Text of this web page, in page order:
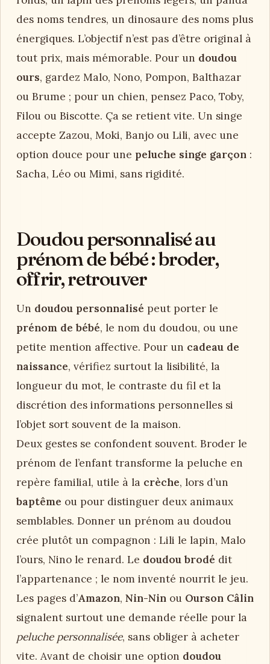
des noms tendres, un dinosaure des noms plus
énergiques. L’objectif n’est pas d’être original à
tout prix, mais mémorable. Pour un doudou
ours, gardez Malo, Nono, Pompon, Balthazar
ou Brume ; pour un chien, pensez Paco, Toby,
Filou ou Biscotte. Ça se retient vite. Un singe
accepte Zazou, Moki, Banjo ou Lili, avec une
option douce pour une peluche singe garçon :
Sacha, Léo ou Mimi, sans rigidité.
Doudou personnalisé au
prénom de bébé : broder,
offrir, retrouver
Un doudou personnalisé peut porter le
prénom de bébé, le nom du doudou, ou une
petite mention affective. Pour un cadeau de
naissance, vérifiez surtout la lisibilité, la
longueur du mot, le contraste du fil et la
discrétion des informations personnelles si
l’objet sort souvent de la maison.
Deux gestes se confondent souvent. Broder le
prénom de l’enfant transforme la peluche en
repère familial, utile à la crèche, lors d’un
baptême ou pour distinguer deux animaux
semblables. Donner un prénom au doudou
crée plutôt un compagnon : Lili le lapin, Malo
l’ours, Nino le renard. Le doudou brodé dit
l’appartenance ; le nom inventé nourrit le jeu.
Les pages d’Amazon, Nin-Nin ou Ourson Câlin
signalent surtout une demande réelle pour la
peluche personnalisée, sans obliger à acheter
vite. Avant de choisir une option doudou